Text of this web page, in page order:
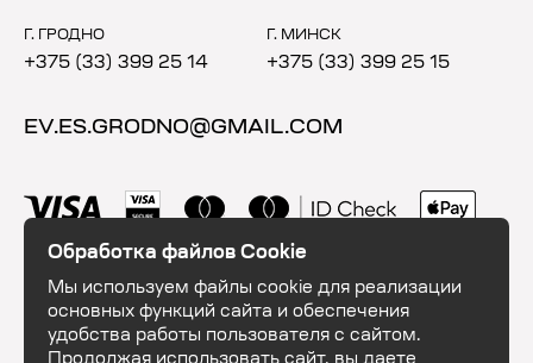
Г. ГРОДНО
+375 (33) 399 25 14
Г. МИНСК
+375 (33) 399 25 15
EV.ES.GRODNO@GMAIL.COM
Обработка файлов Cookie
Мы используем файлы cookie для реализации
основных функций сайта и обеспечения
удобства работы пользователя с сайтом.